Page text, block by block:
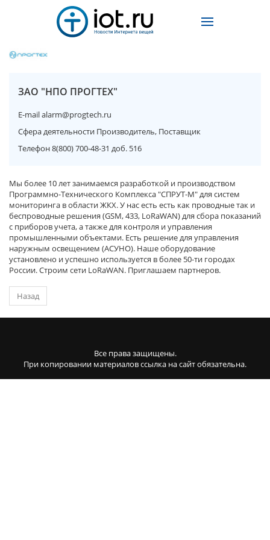
ЗАО "НПО ПРОГТЕХ"
E-mailalarm@progtech.ru
Сфера деятельности Производитель, Поставщик
Телефон8(800) 700-48-31 доб. 516
Мы более 10 лет занимаемся разработкой и производством
Программно-Технического Комплекса "СПРУТ-М" для систем
мониторинга в области ЖКХ. У нас есть есть как проводные так и
беспроводные решения (GSM, 433, LoRaWAN) для сбора показаний
с приборов учета, а также для контроля и управления
промышленными объектами. Есть решение для управления
наружным освещением (АСУНО). Наше оборудование
установлено и успешно используется в более 50-ти городах
России. Строим сети LoRaWAN. Приглашаем партнеров.
Назад
Все права защищены.
При копировании материалов ссылка на сайт обязательна.